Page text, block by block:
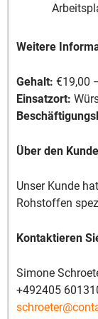
Weitere
Gehalt: €19,00
Einsatzort:
Über den
Unser Kunde
Rohstoffen
Kontaktieren
Simone
+492405